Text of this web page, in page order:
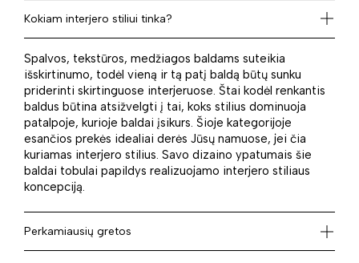
Kokiam interjero stiliui tinka?
Spalvos, tekstūros, medžiagos baldams suteikia
išskirtinumo, todėl vieną ir tą patį baldą būtų sunku
priderinti skirtinguose interjeruose. Štai kodėl renkantis
baldus būtina atsižvelgti į tai, koks stilius dominuoja
patalpoje, kurioje baldai įsikurs. Šioje kategorijoje
esančios prekės idealiai derės Jūsų namuose, jei čia
kuriamas interjero stilius. Savo dizaino ypatumais šie
baldai tobulai papildys realizuojamo interjero stiliaus
koncepciją.
Perkamiausių gretos